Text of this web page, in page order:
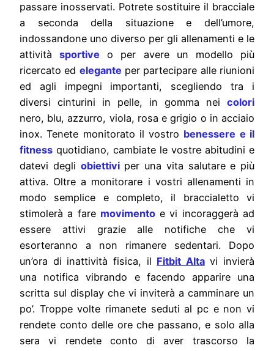
passare inosservati. Potrete sostituire il bracciale
a seconda della situazione e dell’umore,
indossandone uno diverso per gli allenamenti e le
attività
sportive o per avere un modello più
ricercato ed elegante per partecipare alle riunioni
ed agli impegni importanti, scegliendo tra i
diversi cinturini in pelle, in gomma nei colori
nero, blu, azzurro, viola, rosa e grigio o in acciaio
inox. Tenete monitorato il vostro benessere e il
fitness quotidiano, cambiate le vostre abitudini e
datevi degli obiettiviper una vita salutare e più
attiva. Oltre a monitorare i vostri allenamenti in
modo semplice e completo, il braccialetto vi
stimolerà a fare movimentoe vi incoraggerà ad
essere attivi grazie alle notifiche che vi
esorteranno a non rimanere sedentari. Dopo
un’ora di inattività fisica, il Fitbit Altavi invierà
una notifica vibrando e facendo apparire una
scritta sul display che vi inviterà a camminare un
po’. Troppe volte rimanete seduti al pc e non vi
rendete conto delle ore che passano, e solo alla
sera vi rendete conto di aver trascorso la